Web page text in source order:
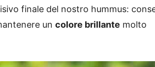
finale del nostro hummus:
un colore brillante molto